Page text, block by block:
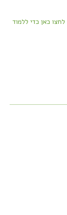
לחצו כאן כדי ללמוד